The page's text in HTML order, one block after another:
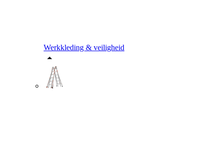
Werkkleding & veiligheid